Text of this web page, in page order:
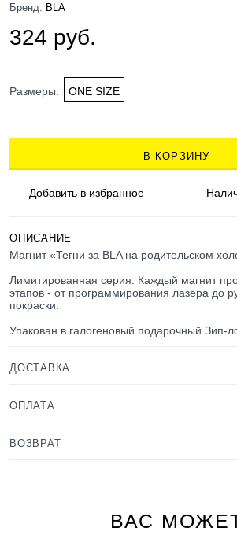
Бренд: BLA
324 руб.
Размеры: ONE SIZE
В КОРЗИНУ
Добавить в избранное
ОПИСАНИЕ
Магнит «Тегни за BLA на родительском
Лимитированная серия. Каждый магнит
этапов - от программирования лазера до
покраски.
Упакован в галогеновый подарочный Зип-
ДОСТАВКА
ОПЛАТА
ВОЗВРАТ
ВАС